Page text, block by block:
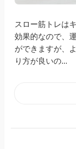
スロー筋トレは
効果的なので、
ができますが、
り方が良いの...